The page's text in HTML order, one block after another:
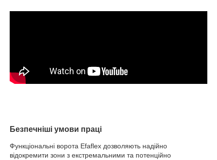
Безпечніші умови праці
Функціональні ворота Efaflex дозволяють надійно
відокремити зони з екстремальними та потенційно